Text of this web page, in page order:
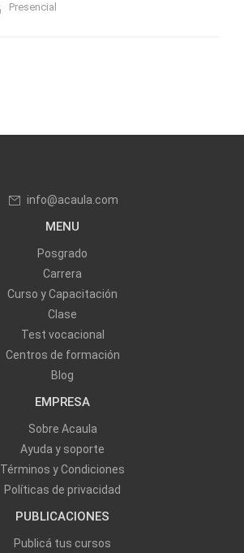
Presencial
info@acaula.com
MENU
Posgrado
Carrera
Curso y Capacitación
Clase
Test vocacional
Centros de formación
Blog
EMPRESA
Sobre Acaula
Ayuda y soporte
Términos y Condiciones
Políticas de privacidad
PUBLICACIONES
Publicá tus cursos